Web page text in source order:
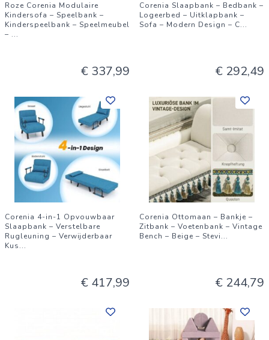
Roze Corenia Modulaire
Kindersofa – Speelbank –
Kinderspeelbank – Speelmeubel
– ...
€ 337,99
Corenia Slaapbank – Bedbank –
Logeerbed – Uitklapbank –
Sofa – Modern Design – C...
€ 292,49
Corenia 4-in-1 Opvouwbaar
Slaapbank – Verstelbare
Rugleuning – Verwijderbaar
Kus...
€ 417,99
Corenia Ottomaan – Bankje –
Zitbank – Voetenbank – Vintage
Bench – Beige – Stevi...
€ 244,79